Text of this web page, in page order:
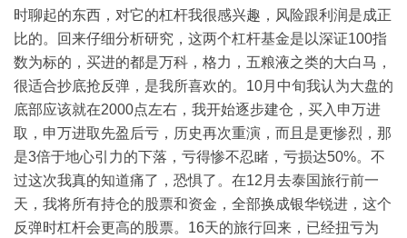
时聊起的东西，对它的杠杆我很感兴趣，风险跟利润是成正
比的。回来仔细分析研究，这两个杠杆基金是以深证100指
数为标的，买进的都是万科，格力，五粮液之类的大白马，
很适合抄底抢反弹，是我所喜欢的。 10月中旬我认为大盘的
底部应该就在2000点左右，我开始逐步建仓，买入申万进
取，申万进取先盈后亏，历史再次重演，而且是更惨烈，那
是3倍于地心引力的下落，亏得惨不忍睹，亏损达50%。不
过这次我真的知道痛了，恐惧了。在12 月去泰国旅行前一
天，我将所有持仓的股票和资金，全部换成银华锐进，这个
反弹时杠杆会更高的股票。 16天的旅行回来，已经扭亏为